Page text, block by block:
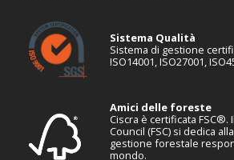
Sistema Qualità
Sistema di gestione
ISO14001, ISO27001,
Amici delle foreste
Ciscra è certificata
Council (FSC) si dedica
gestione forestale
mondo.